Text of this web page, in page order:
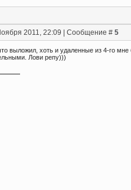
2011, 22:09 | Сообщение # 5
выложил, хоть и удаленные из 4-го
Лови репу)))